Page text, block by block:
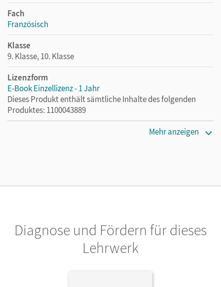
Fach
Französisch
Klasse
9. Klasse, 10. Klasse
Lizenzform
E-Book Einzellizenz - 1 Jahr
Dieses Produkt enthält sämtliche Inhalte des folgenden
Produktes: 1100043889
Privatpersonen, die nur mit dem E-Book arbeiten.
Mehr anzeigen
Diagnose und Fördern für dieses
Lehrwerk